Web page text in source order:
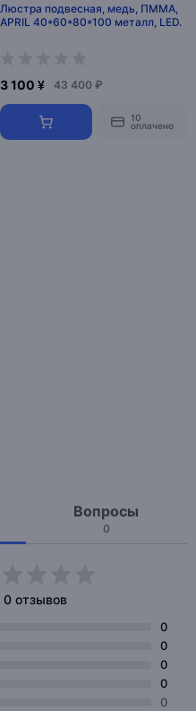
Люстра подвесная, медь, ПММА,
APRIL 40*60*80*100 металл, LED.
3 100 ¥ 43 400 ₽
10
оплачено
Вопросы
0
0 отзывов
0
0
0
0
0